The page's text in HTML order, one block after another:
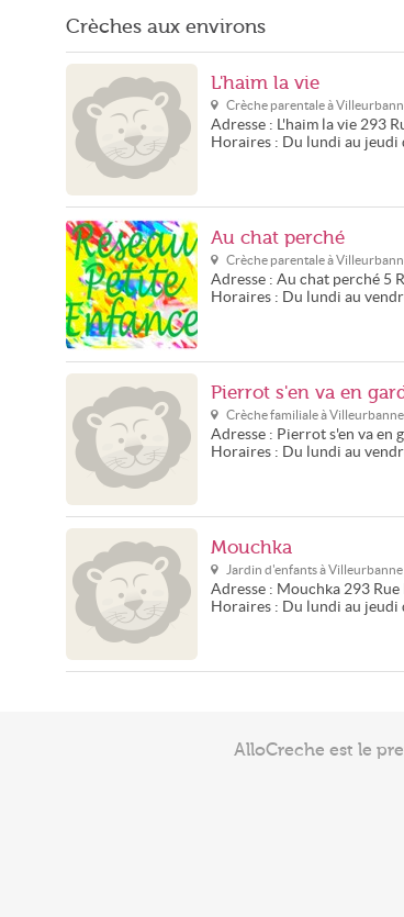
Crèches aux environs
L'haim la vie
Crèche parentale à
Adresse : L'haim la vie 293
Horaires : Du lundi au jeudi
Au chat perché
Crèche parentale à
Adresse : Au chat perché 5
Horaires : Du lundi au
Pierrot s'en va en
Crèche familiale àVilleurbanne
Adresse : Pierrot s'en va en
Horaires : Du lundi au
Mouchka
Jardin d'enfants àVilleurbanne
Adresse : Mouchka 293 Rue
Horaires : Du lundi au jeudi
AlloCreche est le